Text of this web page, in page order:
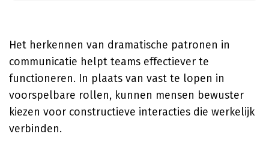
Het herkennen van dramatische patronen in
communicatie helpt teams effectiever te
functioneren. In plaats van vast te lopen in
voorspelbare rollen, kunnen mensen bewuster
kiezen voor constructieve interacties die werkelijk
verbinden.